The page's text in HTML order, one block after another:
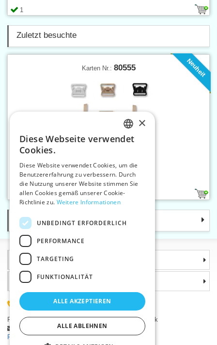
1
Zuletzt besuchte
Neuheit
Karten Nr.: 80555
3
Still-BH-Verschluss 15 mm
Kategorie
Informationen
Warum sollten Sie gerade uns wählen?
(+420) 585 051 217
Plzeňská 868, 783 91 Uničov, Tschechische Republik
Stellen Sie eine Frage|
Fehler melden
Probleme bei der Anmeldung ?
CZECH
ENGLISH
×
Diese Webseite verwendet
Cookies.
Diese Website verwendet Cookies, um die
Benutzererfahrung zu verbessern. Durch
die Nutzung unserer Website stimmen Sie
allen Cookies gemäß unserer Cookie-
Richtlinie zu. Weitere Informationen
UNBEDINGT ERFORDERLICH
PERFORMANCE
TARGETING
FUNKTIONALITÄT
ALLE AKZEPTIEREN
ALLE ABLEHNEN